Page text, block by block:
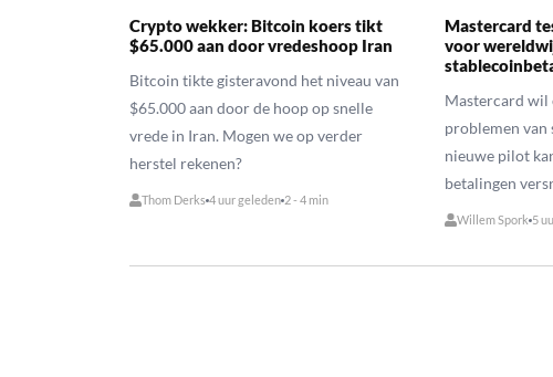
Crypto wekker: Bitcoin koers tikt
$65.000 aan door vredeshoop Iran
Bitcoin tikte gisteravond het niveau van
$65.000 aan door de hoop op snelle
vrede in Iran. Mogen we op verder
herstel rekenen?
Thom Derks 4 uur geleden 2 - 4 min
Mastercard
voor
Mastercard wil
problemen van
nieuwe pilot
betalingen
Willem Spork 5